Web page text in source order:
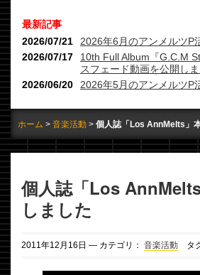
最新記事
2026年6月のアンメルツP
2026/07/21
10th Full Album『G.C.M
スフェード動画を公開し
2026/07/17
2026年5月のアンメルツP
2026/06/20
ホーム 音楽活動 個人誌「Los AnnMelts」
個人誌「Los
しました
2011年12月 16日 — カテゴリ： 音楽活動 タ